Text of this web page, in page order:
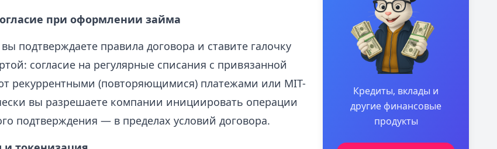
при оформлении займа
подтверждаете правила договора и ставите галочку
согласие на регулярные списания с привязанной
рекуррентными (повторяющимися) платежами или MIT-
вы разрешаете компании инициировать операции
подтверждения — в пределах условий договора.
Кредиты, вклады и
другие финансовые
продукты